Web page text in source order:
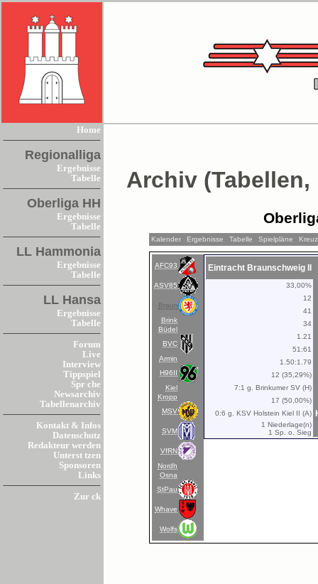
Home
Regionalliga
Ergebnisse
Tabelle
Oberliga HH
Ergebnisse
Tabelle
LL Hammonia
Ergebnisse
Tabelle
LL Hansa
Ergebnisse
Tabelle
Forum
Live
Interview
Tippspiel
Spr che
Newsarchiv
Tabellenarchiv
Kontakt & Infos
Datenschutz
Redakteur werden
Unterst tzen
Sponsoren
Links
Zur ck
Archiv
Kalender Ergebnisse Tabelle Spielpläne
AFC93
ASV85
Braun
Brink
Büdel
BVC
Armin
H96II
Kiel
Kropp
MSV
SVM
VfRN
Nordh
Osna
StPau
Whave
Wolfs
Eintracht Braunschweig II
33,00%
12
41
34
1.21
51:61
1.50:1.79
12 (35,29%)
7:1 g. Brinkumer SV (H)
17 (50,00%)
0:6 g. KSV Holstein Kiel II (A)
1 Niederlage(n)
1 Sp. o. Sieg